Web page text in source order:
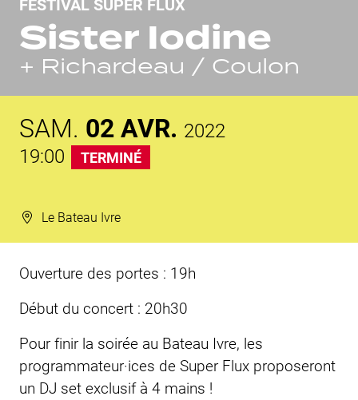
Sister Iodine
+ Richardeau / Coulon
SAM. 02AVR. 2022
19:00
TERMINÉ
Le Bateau Ivre
Ouverture des portes : 19h
Début du concert : 20h30
Pour finir la soirée au Bateau Ivre, les
programmateur·ices de Super Flux proposeront
un DJ set exclusif à 4 mains !